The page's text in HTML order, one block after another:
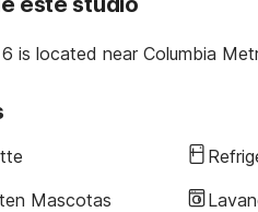
is located near Columbia
Mascotas